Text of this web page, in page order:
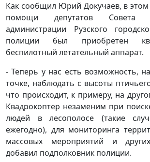
Как сообщил Юрий Докучаев, в этом
помощи депутатов Совета
администрации Рузского
полиции был приобретен
беспилотный летательный аппарат.
- Теперь у нас есть возможность,
точке, наблюдать с высоты
что происходит, к примеру, на
Квадрокоптер незаменим при
людей в лесополосе (такие
ежегодно), для мониторинга
массовых мероприятий и
добавил подполковник полиции.